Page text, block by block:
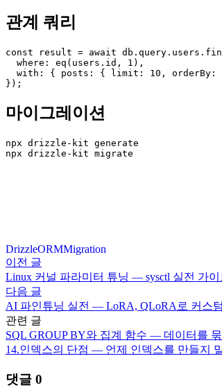
관계 쿼리
const result = await
  where: eq(users.id, 1),
with: { posts: { limit: 10, orderBy:
});
마이그레이션
npx drizzle-kit generate
npx drizzle-kit migrate
DrizzleORMMigration
이전 글
Linux 커널 파라미터 튜닝 — sysctl 실전 가이
다음 글
AI 파인튜닝 실전 — LoRA, QLoRA로 커스
관련 글
SQL GROUP BY와 집계 함수 — 데이터를 묶
14.인덱스의 단점 — 언제 인덱스를 만들지
댓글 0